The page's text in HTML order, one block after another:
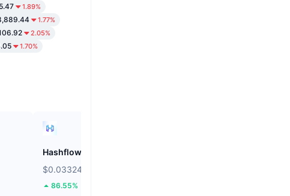
1.89%
1.77%
2.05%
1.70%
Hashflow
$0.03324
86.55%